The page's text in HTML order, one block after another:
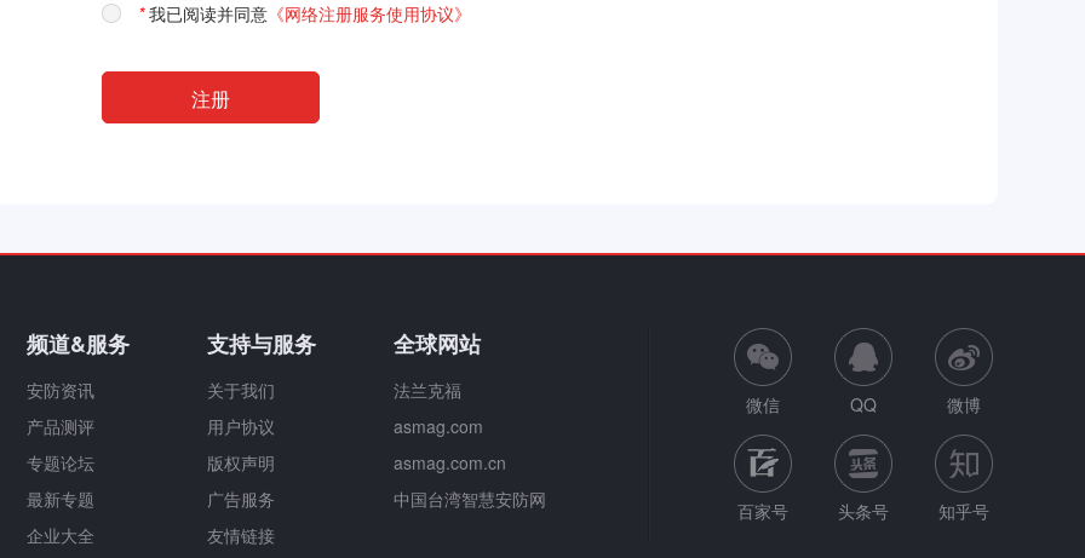
*我已阅读并同意 《网络注册服务使用协议》
频道&服务
安防资讯
产品测评
专题论坛
最新专题
企业大全
支持与服务
关于我们
用户协议
版权声明
广告服务
友情链接
全球网站
法兰克福
asmag.com
asmag.com.cn
中国台湾智慧安防网
微信 QQ 微博
百家号 头条号 知乎号